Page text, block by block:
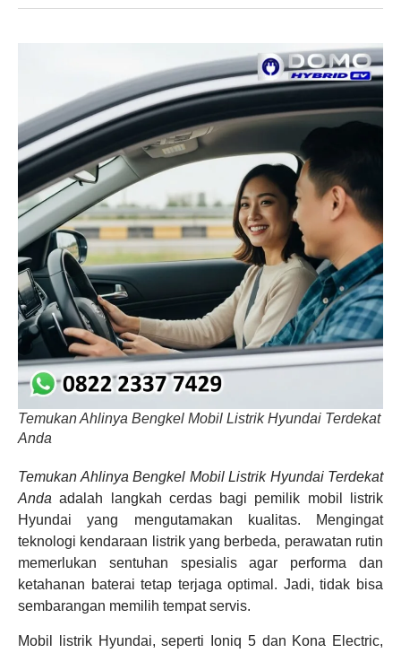
Temukan Ahlinya Bengkel Mobil Listrik Hyundai Terdekat
Anda
Temukan Ahlinya Bengkel Mobil Listrik Hyundai Terdekat
Anda adalah langkah cerdas bagi pemilik mobil listrik
Hyundai yang mengutamakan kualitas. Mengingat
teknologi kendaraan listrik yang berbeda, perawatan rutin
memerlukan sentuhan spesialis agar performa dan
ketahanan baterai tetap terjaga optimal. Jadi, tidak bisa
sembarangan memilih tempat servis.
Mobil listrik Hyundai, seperti Ioniq 5 dan Kona Electric,